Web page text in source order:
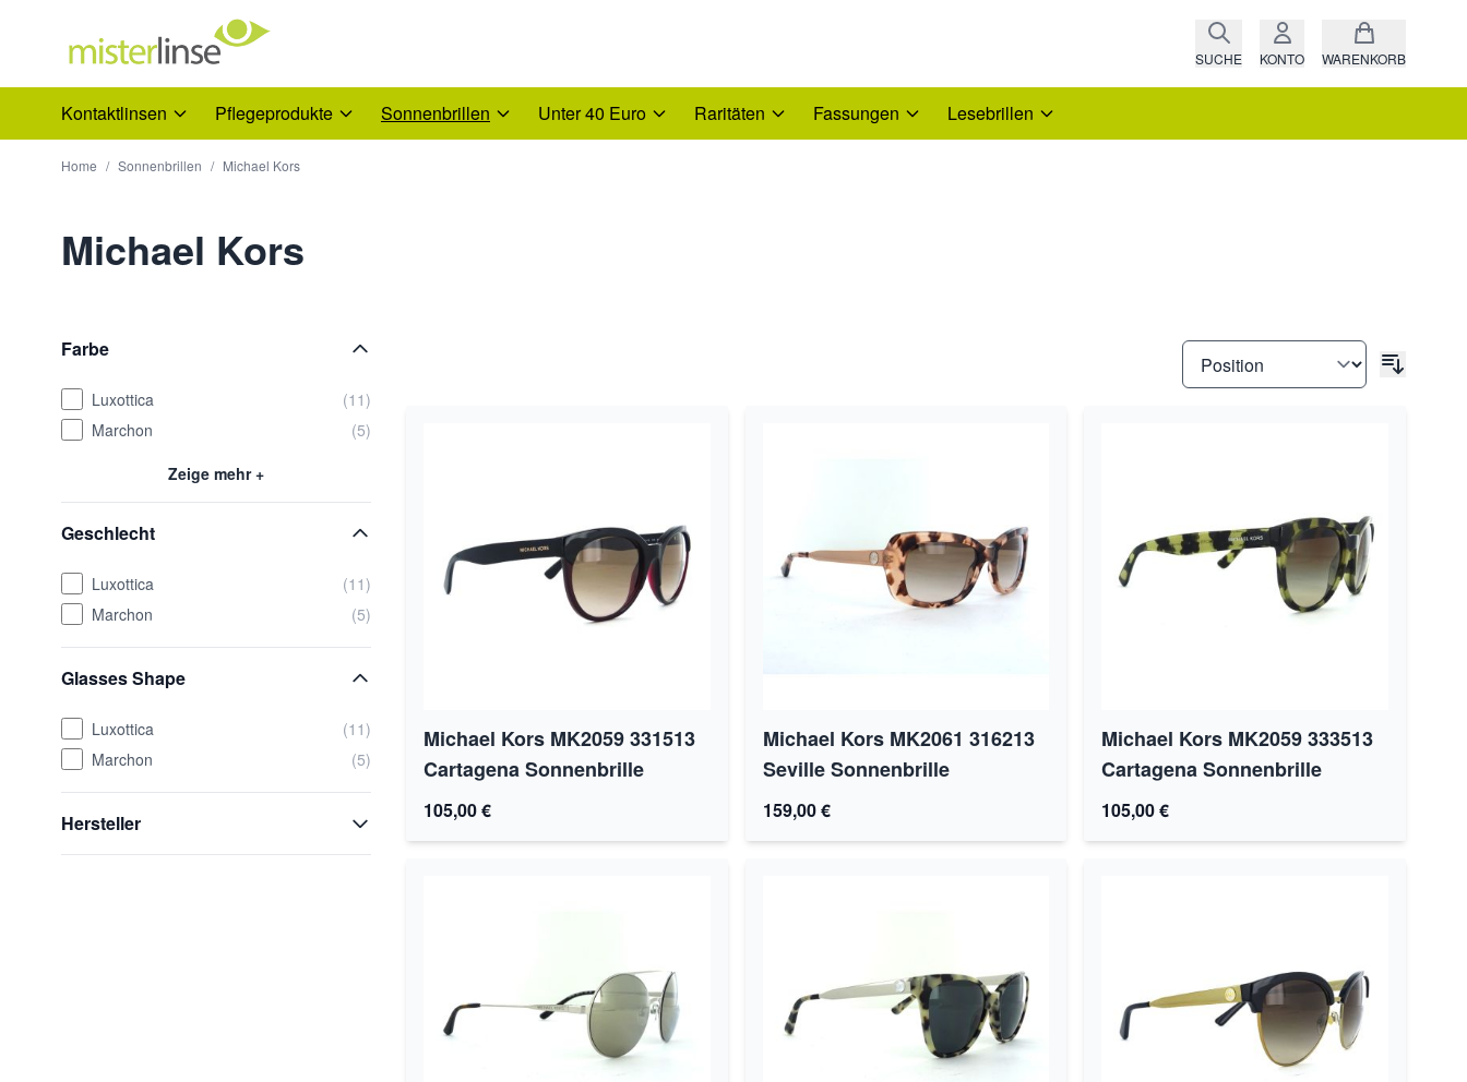
SUCHE KONTO WARENKORB
Kontaktlinsen Pflegeprodukte Sonnenbrillen Unter 40 Euro Raritäten Fassungen Lesebrillen
Home / Sonnenbrillen / Michael Kors
Michael Kors
Farbe
Luxottica
(11)
Marchon
(5)
Zeige mehr +
Geschlecht
Luxottica
(11)
Marchon
(5)
Glasses Shape
Luxottica
(11)
Marchon
(5)
Hersteller
Michael Kors MK2059 331513
Cartagena Sonnenbrille
105,00 €
Michael Kors MK2061 316213
Seville Sonnenbrille
159,00 €
Michael Kors MK2059 333513
Cartagena Sonnenbrille
105,00 €